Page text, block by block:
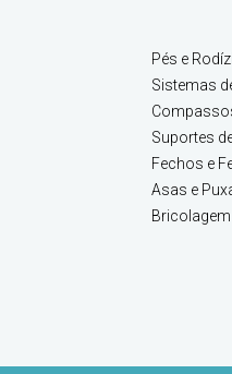
Pés e
Sistemas
Suportes
Fechos e
Asas e